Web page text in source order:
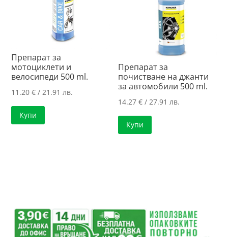
Препарат за
мотоциклети и
велосипеди 500 ml.
11.20€ / 21.91 лв.
Купи
Препарат за
почистване на джанти
за автомобили 500 ml.
14.27€ / 27.91 лв.
Купи